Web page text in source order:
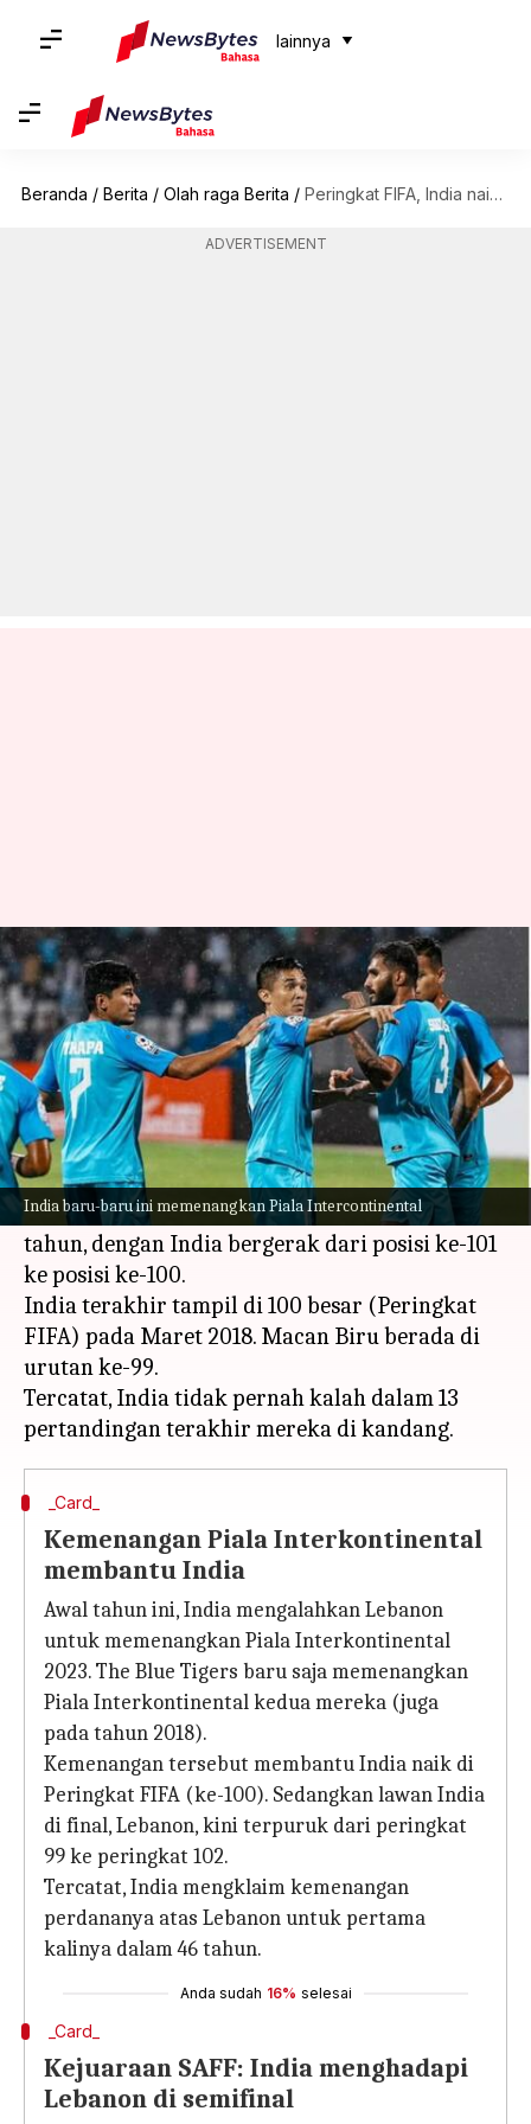
lainnya
Beranda / Berita / Olah raga Berita / Peringkat FIFA, India naik ke peringkat 100: Inilah detailnya
ADVERTISEMENT
India baru-baru ini memenangkan Piala Intercontinental
Peringkat FIFA, India naik ke
peringkat 100: Inilah detailnya
menulis Bob Jun 30, 2023 12:33 pm
Apa ceritanya
Tim sepak bola pria India telah menembus 100
besar Peringkat FIFA.
Ini terjadi untuk pertama kalinya dalam lima
tahun, dengan India bergerak dari posisi ke-101
ke posisi ke-100.
India terakhir tampil di 100 besar (Peringkat
FIFA) pada Maret 2018. Macan Biru berada di
urutan ke-99.
Tercatat, India tidak pernah kalah dalam 13
_Card_
Kemenangan Piala Interkontinental
membantu India
Awal tahun ini, India mengalahkan Lebanon
untuk memenangkan Piala Interkontinental
2023. The Blue Tigers baru saja memenangkan
Piala Interkontinental kedua mereka (juga
pada tahun 2018).
Kemenangan tersebut membantu India naik di
Peringkat FIFA (ke-100). Sedangkan lawan India
di final, Lebanon, kini terpuruk dari peringkat
99 ke peringkat 102.
Tercatat, India mengklaim kemenangan
perdananya atas Lebanon untuk pertama
kalinya dalam 46 tahun.
Anda sudah 16% selesai
_Card_
Kejuaraan SAFF: India menghadapi
Lebanon di semifinal